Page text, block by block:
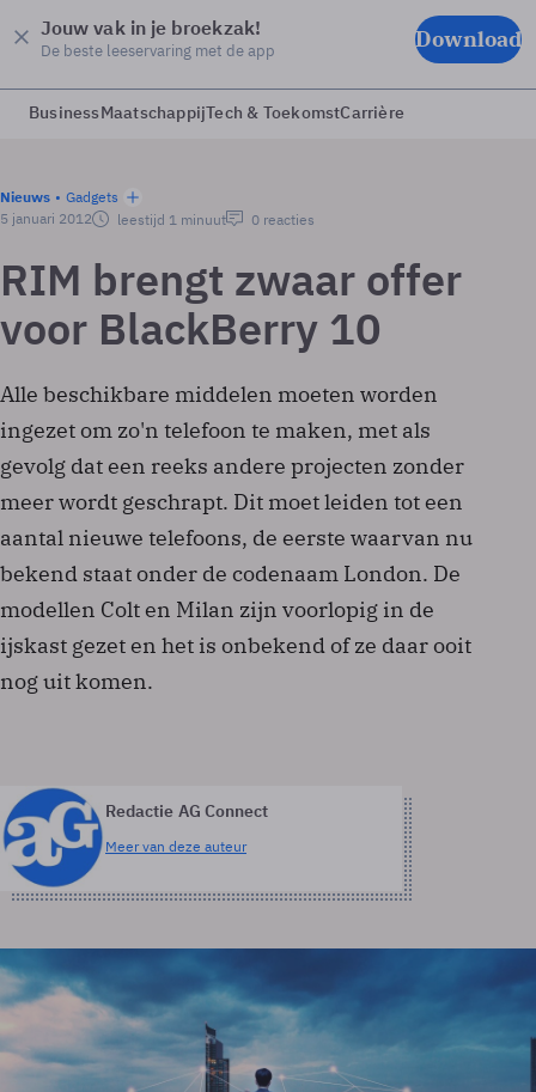
Jouw vak in je broekzak!
De beste leeservaring met de app Download
BusinessMaatschappijTech & ToekomstCarrière
Nieuws
Gadgets
5 januari 2012
leestijd 1 minuut 0 reacties
RIM brengt zwaar offer
voor BlackBerry 10
Alle beschikbare middelen moeten worden
ingezet om zo'n telefoon te maken, met als
gevolg dat een reeks andere projecten zonder
meer wordt geschrapt. Dit moet leiden tot een
aantal nieuwe telefoons, de eerste waarvan nu
bekend staat onder de codenaam London. De
modellen Colt en Milan zijn voorlopig in de
ijskast gezet en het is onbekend of ze daar ooit
nog uit komen.
Redactie AG Connect
Meer van deze auteur